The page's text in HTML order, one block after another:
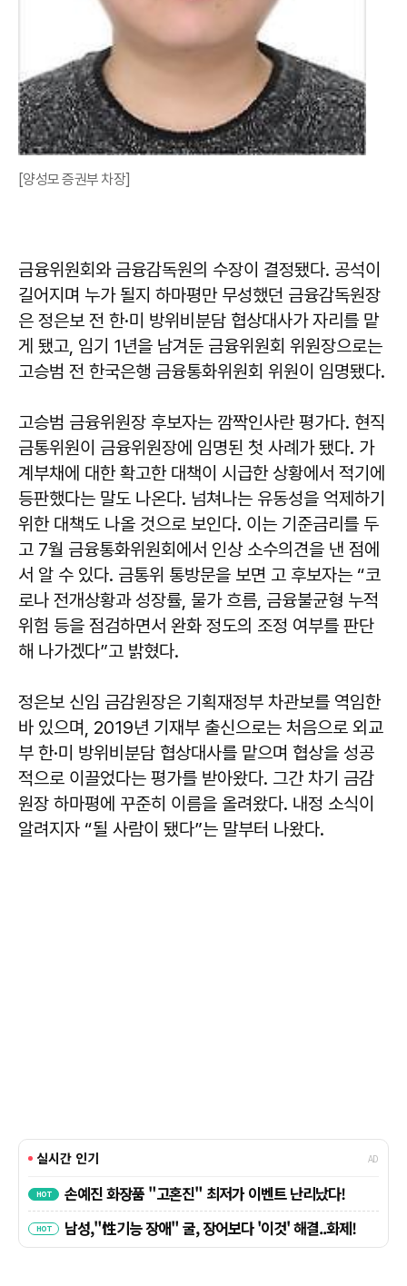
[양성모 증권부 차장]
금융위원회와 금융감독원의 수장이 결정됐다. 공석이
길어지며 누가 될지 하마평만 무성했던 금융감독원장
은 정은보 전 한·미 방위비분담 협상대사가 자리를 맡
게 됐고, 임기 1년을 남겨둔 금융위원회 위원장으로는
고승범 전 한국은행 금융통화위원회 위원이 임명됐다.
고승범 금융위원장 후보자는 깜짝인사란 평가다. 현직
금통위원이 금융위원장에 임명된 첫 사례가 됐다. 가
계부채에 대한 확고한 대책이 시급한 상황에서 적기에
등판했다는 말도 나온다. 넘쳐나는 유동성을 억제하기
위한 대책도 나올 것으로 보인다. 이는 기준금리를 두
고 7월 금융통화위원회에서 인상 소수의견을 낸 점에
서 알 수 있다. 금통위 통방문을 보면 고 후보자는 “코
로나 전개상황과 성장률, 물가 흐름, 금융불균형 누적
위험 등을 점검하면서 완화 정도의 조정 여부를 판단
해 나가겠다”고 밝혔다.
정은보 신임 금감원장은 기획재정부 차관보를 역임한
바 있으며, 2019년 기재부 출신으로는 처음으로 외교
부 한·미 방위비분담 협상대사를 맡으며 협상을 성공
적으로 이끌었다는 평가를 받아왔다. 그간 차기 금감
원장 하마평에 꾸준히 이름을 올려왔다. 내정 소식이
알려지자 “될 사람이 됐다”는 말부터 나왔다.